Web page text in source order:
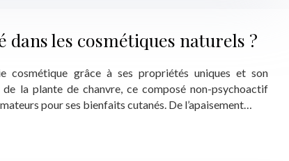
les cosmétiques naturels ?
cosmétique grâce à ses propriétés uniques et son
la plante de chanvre, ce composé non-psychoactif
pour ses bienfaits cutanés. De l’apaisement…